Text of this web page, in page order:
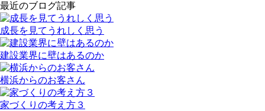
最近のブログ記事
成長を見てうれしく思う
建設業界に壁はあるのか
横浜からのお客さん
家づくりの考え方３